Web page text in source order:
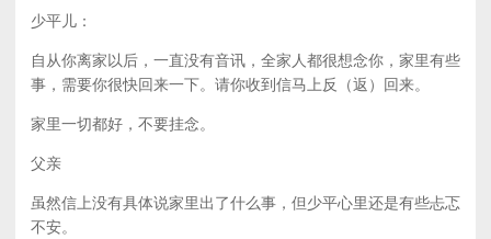
少平儿：
自从你离家以后，一直没有音讯，全家人都很想念你，家里有些
事，需要你很快回来一下。请你收到信马上反（返）回来。
家里一切都好，不要挂念。
父亲
虽然信上没有具体说家里出了什么事，但少平心里还是有些忐忑
不安。